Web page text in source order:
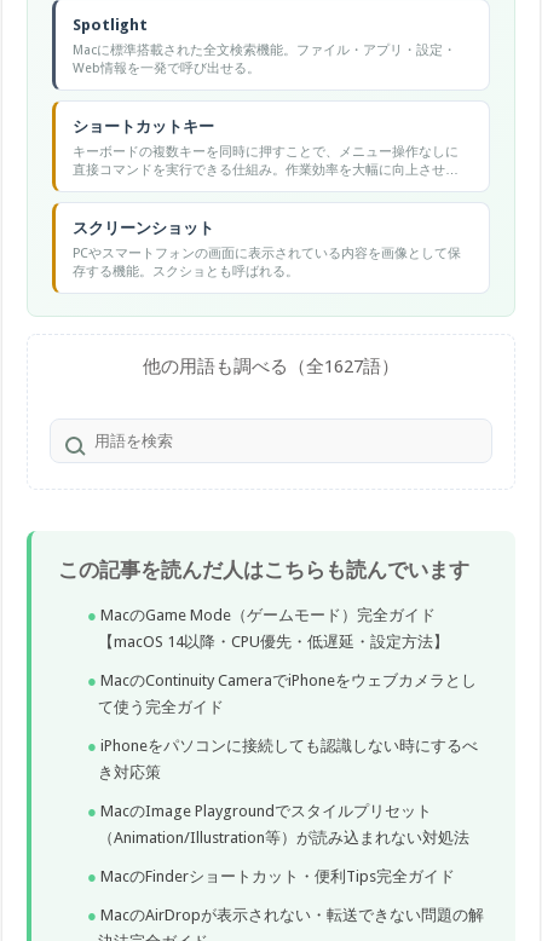
Spotlight
Macに標準搭載された全文検索機能。ファイル・アプリ・設定・
Web情報を一発で呼び出せる。
ショートカットキー
キーボードの複数キーを同時に押すことで、メニュー操作なしに
直接コマンドを実行できる仕組み。作業効率を大幅に向上させ
る。
スクリーンショット
PCやスマートフォンの画面に表示されている内容を画像として保
存する機能。スクショとも呼ばれる。
他の用語も調べる（全1627語）
この記事を読んだ人はこちらも読んでいます
MacのGame Mode（ゲームモード）完全ガイド
【macOS 14以降・CPU優先・低遅延・設定方法】
MacのContinuity CameraでiPhoneをウェブカメラとし
て使う完全ガイド
iPhoneをパソコンに接続しても認識しない時にするべ
き対応策
MacのImage Playgroundでスタイルプリセット
（Animation/Illustration等）が読み込まれない対処法
MacのFinderショートカット・便利Tips完全ガイド
MacのAirDropが表示されない・転送できない問題の解